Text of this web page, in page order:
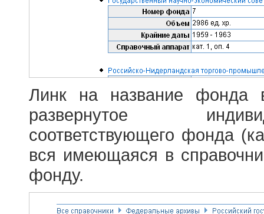
Линк на название фонда
развернутое
соответствующего фонда
вся имеющаяся в
фонду.